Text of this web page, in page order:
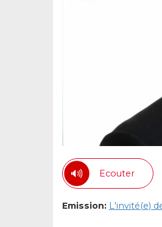
Ecouter
Emission: L'invité(e)